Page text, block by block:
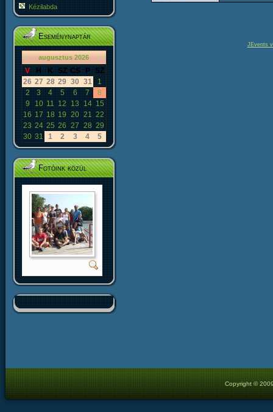
Kézilabda
Eseménynaptár
«< augusztus 2026 >»
V H K SZ CS P
SZ
26 27 28 29 30 31
1
2
3 4 5 6 7
8
9
10 11 12 13 14 15
16 17 18 19 20 21 22
23 24 25 26 27 28 29
30 31 1 2 3 4 5
Fotóink közül
JEvents
Copyright ©